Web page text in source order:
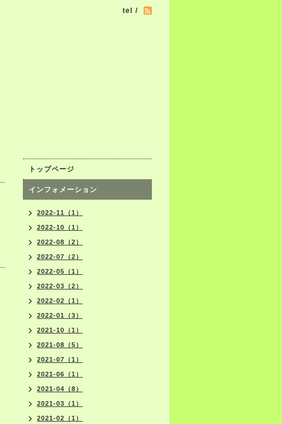
tel /
トップページ
インフォメーション
2022-11（1）
2022-10（1）
2022-08（2）
2022-07（2）
2022-05（1）
2022-03（2）
2022-02（1）
2022-01（3）
2021-10（1）
2021-08（5）
2021-07（1）
2021-06（1）
2021-04（8）
2021-03（1）
2021-02（1）